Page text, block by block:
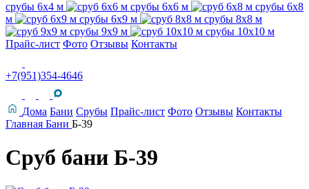
срубы 6х4 м срубы 6х6 м
срубы 6х8
м
срубы 6х9 м
срубы 8х8 м
срубы 9х9 м
срубы 10х10 м
Прайс-лист Фото Отзывы Контакты
+7(951)354-4646
Дома Бани Срубы Прайс-лист Фото Отзывы Контакты
Главная Бани Б-39
Сруб бани Б-39